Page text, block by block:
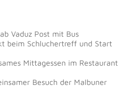
Vaduz Post mit Bus
beim Schluchertreff und Start
Mittagessen im Restaurant
Besuch der Malbuner